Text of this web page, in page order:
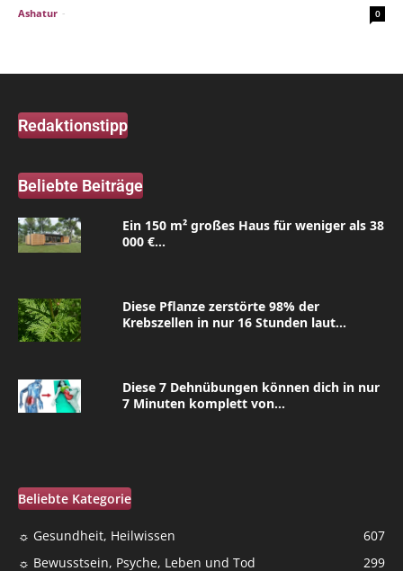
Ashatur - 0
Redaktionstipp
Beliebte Beiträge
Ein 150 m² großes Haus für weniger als 38
000 €...
Diese Pflanze zerstörte 98% der
Krebszellen in nur 16 Stunden laut...
Diese 7 Dehnübungen können dich in nur
7 Minuten komplett von...
Beliebte Kategorie
☼ Gesundheit, Heilwissen
607
☼ Bewusstsein, Psyche, Leben und Tod
299